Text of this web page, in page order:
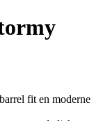
fit en moderne